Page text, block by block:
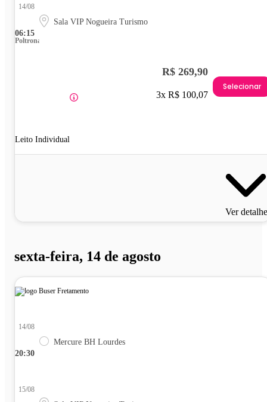
06:15
14/08
Sala VIP Nogueira Turismo
Poltrona
Leito Individual
R$ 269,90
3x R$ 100,07
Selecionar
Ver
sexta-feira, 14 de agosto
20:30
14/08
Mercure BH Lourdes
15/08